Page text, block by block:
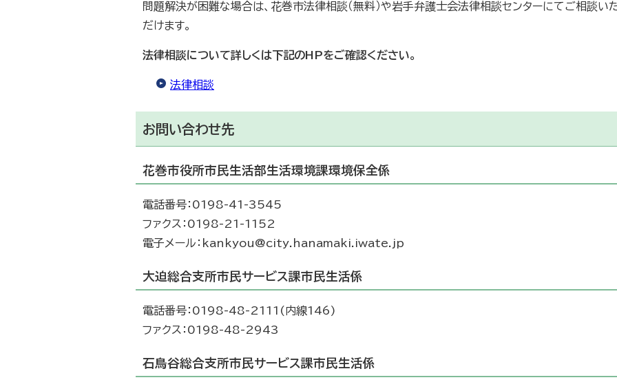
問題解決が困難な場合は、花巻市法律相談（無料）や岩手弁護士会法律相談センターにてご相談い
だけます。
法律相談について詳しくは下記のHPをご確認ください。
法律相談
お問い合わせ先
花巻市役所市民生活部生活環境課環境保全係
電話番号：0198-41-3545
ファクス：0198-21-1152
電子メール：kankyou@city.hanamaki.iwate.jp
大迫総合支所市民サービス課市民生活係
電話番号：0198-48-2111(内線146)
ファクス：0198-48-2943
石鳥谷総合支所市民サービス課市民生活係